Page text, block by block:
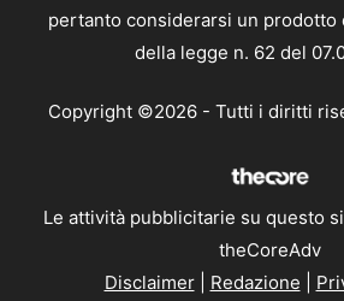
pertanto considerarsi un prodotto
della legge n. 62 del
Copyright ©2026 - Tutti i diritti
Le attività pubblicitarie su questo
theCoreAdv
Disclaimer| Redazione